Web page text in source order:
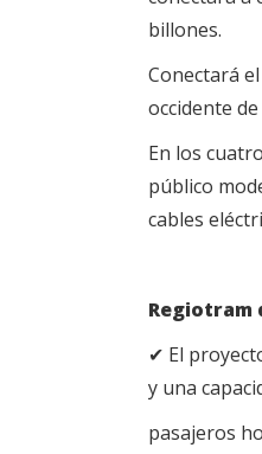
billones.
Conectará
occidente
En los
público
cables
Regiotram
✔ El
y una
pasajeros